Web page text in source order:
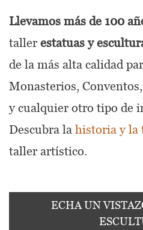
Llevamos más de 100
taller estatuas y
de la más alta calidad
Monasterios,
y cualquier otro tipo de
Descubra la historia y la
taller artístico.
ECHA UN